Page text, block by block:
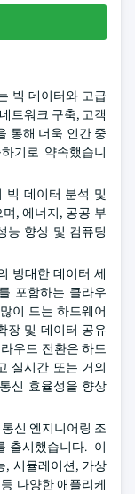
빅 데이터와 고급
트워크 구축, 고객
통해 더욱 인간 중
기로 약속했습니
빅 데이터 분석 및
, 에너지, 공공 부
능 향상 및 컴퓨팅
방대한 데이터 세
포함하는 클라우
이 드는 하드웨어
장 및 데이터 공유
우드 전환은 하드
실시간 또는 거의
신 효율성을 향상
신 엔지니어링 조
출시했습니다. 이
, 시뮬레이션, 가상
다양한 애플리케